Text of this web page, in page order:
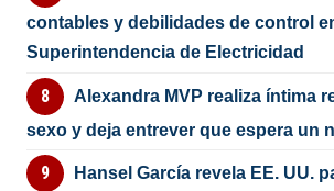
contables y debilidades de control
Superintendencia de Electricidad
Alexandra MVP realiza íntima
sexo y deja entrever que espera un
Hansel García revela EE. UU.